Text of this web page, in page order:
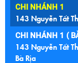
CHI NHÁNH 1
143 Nguyễn Tất
CHI NHÁNH 1 (
143 Nguyễn Tất
Bà Rịa